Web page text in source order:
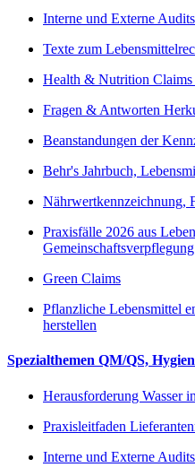
Interne und Externe
Texte zum
Health & Nutrition
Fragen & Antworten
Beanstandungen der
Behr's Jahrbuch,
Nährwertkennzeichnung,
Praxisfälle 2026 aus
Green Claims
Pflanzliche Lebensmittel
herstellen
Spezialthemen QM/QS,
Herausforderung Wasser
Praxisleitfaden
Interne und Externe